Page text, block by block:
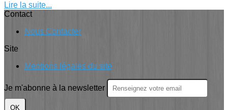
Lire la suite...
Contact
Nous Contacter
Site
Mentions légales du site
Je m'abonne à la newsletter
OK